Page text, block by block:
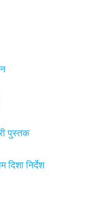
पुस्तक
दिशा निर्देश